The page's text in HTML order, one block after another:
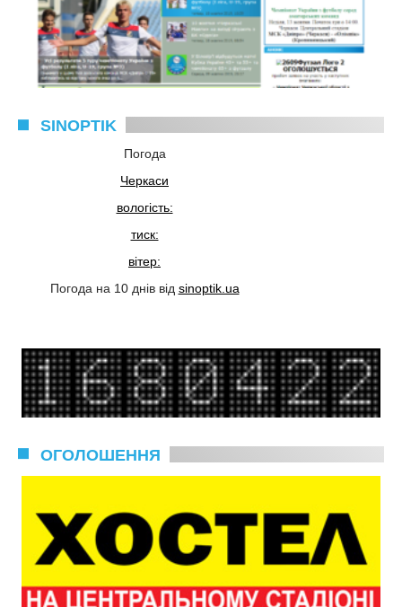
SINOPTIK
Погода
Черкаси
вологість:
тиск:
вітер:
Погода на 10 днів від sinoptik.ua
ОГОЛОШЕННЯ